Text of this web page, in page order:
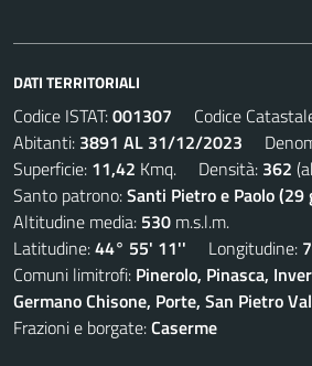
DATI TERRITORIALI
Codice ISTAT:001307 Codice
Abitanti: 3891 AL 31/12/2023
Superficie: 11,42 Kmq. Densità: 362
Santo patrono:Santi Pietro e Paolo (29
Altitudine media: 530 m.s.l.m.
Latitudine:44° 55' 11'' Longitudine:
Comuni limitrofi: Pinerolo, Pinasca,
Germano Chisone, Porte, San Pietro
Frazioni e borgate:Caserme